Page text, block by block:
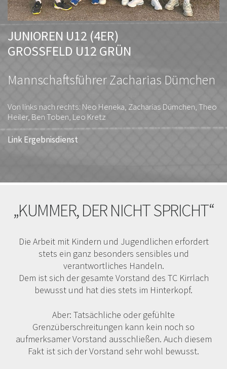
JUNIOREN U12 (4ER)
GROSSFELD U12 GRÜN
Mannschaftsführer Zacharias Dümchen
Von links nach rechts: Neo Heneka, Zacharias Dümchen, Theo
Heiler, Ben Toben, Leo Kretz
Link Ergebnisdienst
„KUMMER, DER NICHT SPRICHT“
Die Arbeit mit Kindern und Jugendlichen erfordert
stets ein ganz besonders sensibles und
verantwortliches Handeln.
Dem ist sich der gesamte Vorstand des TC Kirrlach
bewusst und hat dies stets im Hinterkopf.
Aber: Tatsächliche oder gefühlte
Grenzüberschreitungen kann kein noch so
aufmerksamer Vorstand ausschließen. Auch diesem
Fakt ist sich der Vorstand sehr wohl bewusst.